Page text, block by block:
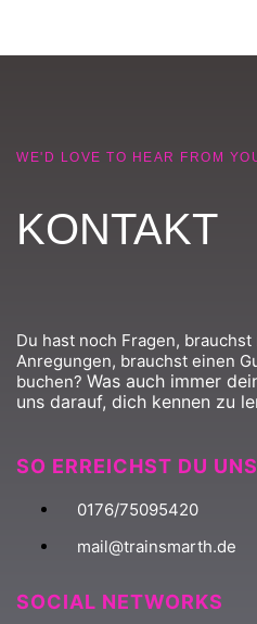
WE'D LOVE TO HEAR FROM
KONTAKT
Du hast noch Fragen,
Anregungen, brauchst einen
buchen? Was auch immer
uns darauf, dich kennen zu
SO ERREICHST DU UNS
0176/75095420
mail@trainsmarth.de
SOCIAL NETWORKS